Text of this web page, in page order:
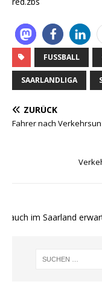
FUSSBALL
SAARLANDLIGA
ZURÜCK
Fahrer nach
im Saarland